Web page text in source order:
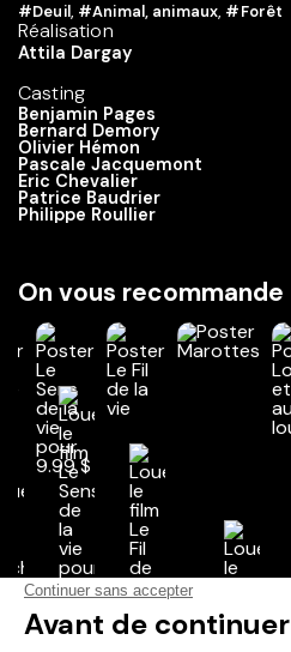
#Deuil, #Animal, animaux, #Forêt
Réalisation
Attila Dargay
Casting
Benjamin Pages
Bernard Demory
Olivier Hémon
Pascale Jacquemont
Eric Chevalier
Patrice Baudrier
Philippe Roullier
On vous recommande
Vos avis